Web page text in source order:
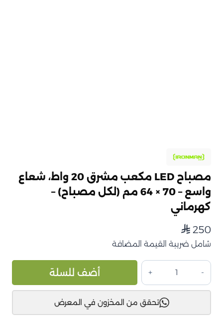
مصباح LED مكعب مشرق 20 واط، شعاع
واسع – 70 × 64 مم (لكل مصباح) –
كهرماني
⃁ 250
شامل ضريبة القيمة المضافة
كمية
مصباح
LED
مشرق
أضف للسلة
تحقق من المخزون في المعرض